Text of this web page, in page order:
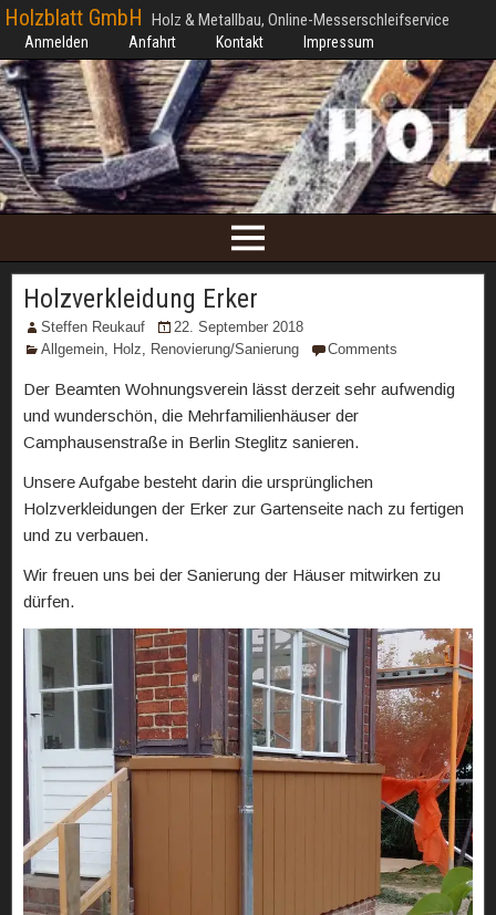
Holzblatt GmbH Holz & Metallbau, Online-Messerschleifservice
Anmelden Anfahrt Kontakt Impressum
Holzverkleidung Erker
Steffen Reukauf
22. September 2018
Allgemein, Holz, Renovierung/Sanierung Comments
Der Beamten Wohnungsverein lässt derzeit sehr aufwendig
und wunderschön, die Mehrfamilienhäuser der
Camphausenstraße in Berlin Steglitz sanieren.
Unsere Aufgabe besteht darin die ursprünglichen
Holzverkleidungen der Erker zur Gartenseite nach zu fertigen
und zu verbauen.
Wir freuen uns bei der Sanierung der Häuser mitwirken zu
dürfen.